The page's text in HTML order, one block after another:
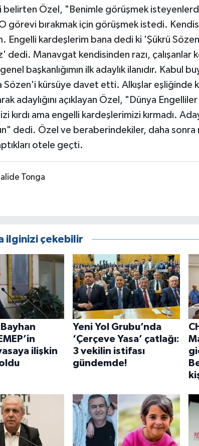
belirten Özel, "Benimle görüşmek
görevi bırakmak için görüşmek istedi.
Engelli kardeşlerim bana dedi ki 'Şükrü
dedi. Manavgat kendisinden razı, çalışanlar
başkanlığımın ilk adaylık ilanıdır. Kabul
Sözen'i kürsüye davet etti. Alkışlar eşliğinde
adaylığını açıklayan Özel, "Dünya
kırdı ama engelli kardeşlerimizi kırmadı.
dedi. Özel ve beraberindekiler, daha
otele geçti.
Tonga
ilginizi çekebilir
ilişkin
Yeni Yol Grubu’nda
‘Çerçeve Yasa’ çatlağı:
3 vekilin istifası
gündemde!